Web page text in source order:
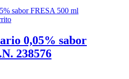
0,05% sabor
238576